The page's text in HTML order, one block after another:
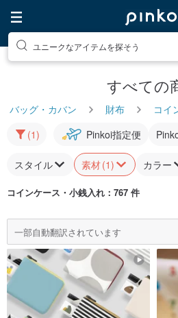
ユニークなアイテムを探そう
すべての
バッグ・カバン 財布
コイ
(1)
Pinkoi指定便
スタイル 素材(1) カラー
コインケース・小銭入れ ：767 件
一部自動翻訳されています